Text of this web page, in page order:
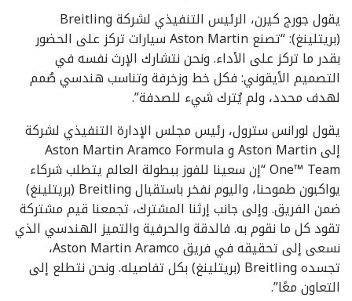
يقول جورج كيرن، الرئيس التنفيذي لشركة Breitling
(بريتلينغ): “تصنع Aston Martin سيارات تركز على الحضور
بقدر ما تركز على الأداء. ونحن نتشارك الإرث نفسه في
التصميم الأيقوني: فكل خط وزخرفة وتناسب هندسي صُمم
لهدف محدد، ولم يُترك شيء للصدفة”.
‫يقول لورانس سترول، رئيس مجلس الإدارة التنفيذي لشركة
إلى Aston Martin و Aston Martin Aramco Formula
One™‎ Team “إن سعينا للفوز ببطولة العالم يتطلب شركاء
يواكبون طموحنا، واليوم نفخر باستقبال Breitling (بريتلينغ)
ضمن الفريق. وإلى جانب إرثنا المشترك، تجمعنا قيم مشتركة
تقود كل ما نقوم به. فالدقة والحرفية والتميز الهندسي الذي
نسعى إلى تحقيقه في فريق Aston Martin Aramco،
تجسده Breitling (بريتلينغ) بكل تفاصيله. ونحن نتطلع إلى
التعاون معًا”.